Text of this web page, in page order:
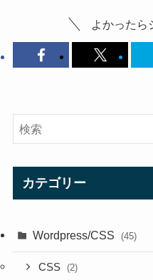
よかったら
カテゴリー
Wordpress/CSS (45)
CSS (2)